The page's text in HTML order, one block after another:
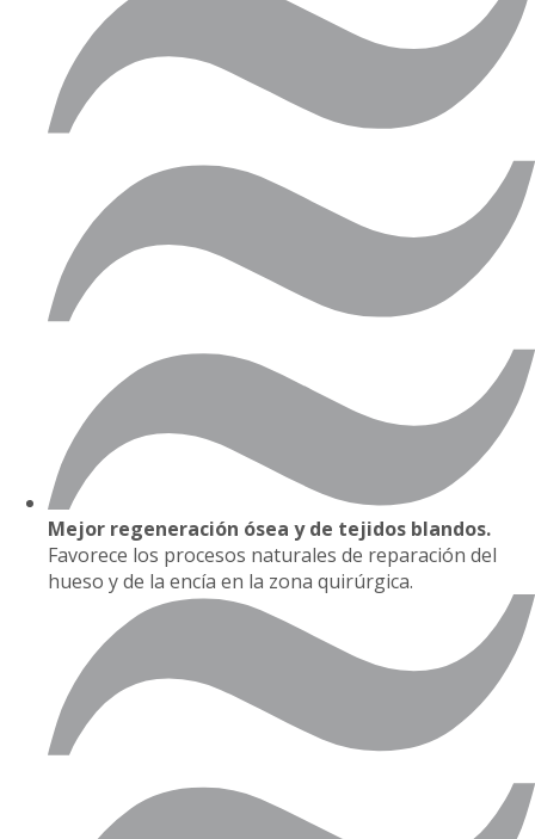
Mejor regeneración ósea y de tejidos blandos.
Favorece los procesos naturales de reparación del
hueso y de la encía en la zona quirúrgica.